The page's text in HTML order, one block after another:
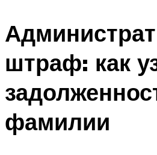
штраф: как
фамилии